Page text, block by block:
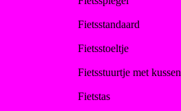
Fietsstandaard
Fietsstoeltje
Fietsstuurtje met kussen
Fietstas